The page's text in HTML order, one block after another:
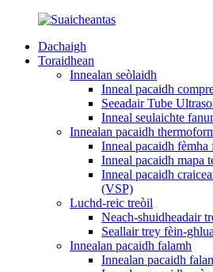
Dachaigh
Toraidhean
Innealan seòlaidh
Inneal pacaidh
Seeadair Tube
Inneal seulaichte
Innealan pacaidh
Inneal pacaidh fèmha
Inneal pacaidh mapa
Inneal pacaidh
(VSP)
Luchd-reic treòil
Neach-shuidheadair
Seallair trey fèin-
Innealan pacaidh falamh
Innealan pacaidh